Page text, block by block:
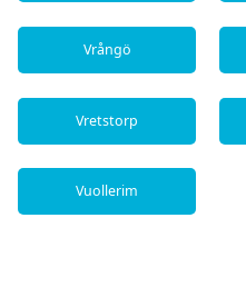
Vrångö
Vretstorp
Vuollerim